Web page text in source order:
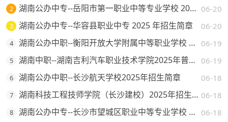
2 06-20
湖南公办中专--岳阳市第一职业中等专业学校 2025 年招生简章
3 06-20
湖南公办中专--华容县职业中专 2025 年招生简章
4 06-19
湖南公办中职--衡阳开放大学附属中等职业学校 2025 年招生简章
5 06-19
湖南中职--湖南吉利汽车职业技术学院2025年普通高校招生章程
6 06-18
湖南公办中职--长沙航天学校2025年招生简章
7 06-18
湖南科技工程技师学院（长沙建校）2025年招生简章
8 06-18
湖南公办中专--长沙市望城区职业中等专业学校 2025 年招生简章